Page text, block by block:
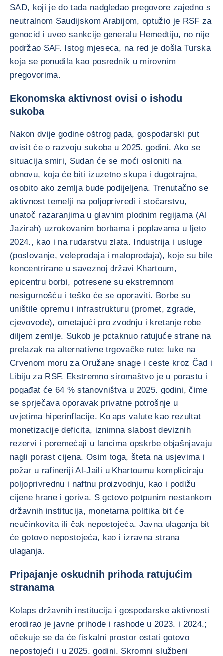
SAD, koji je do tada nadgledao pregovore zajedno s
neutralnom Saudijskom Arabijom, optužio je RSF za
genocid i uveo sankcije generalu Hemedtiju, no nije
podržao SAF. Istog mjeseca, na red je došla Turska
koja se ponudila kao posrednik u mirovnim
pregovorima.
Ekonomska aktivnost ovisi o ishodu
sukoba
Nakon dvije godine oštrog pada, gospodarski put
ovisit će o razvoju sukoba u 2025. godini. Ako se
situacija smiri, Sudan će se moći osloniti na
obnovu, koja će biti izuzetno skupa i dugotrajna,
osobito ako zemlja bude podijeljena. Trenutačno se
aktivnost temelji na poljoprivredi i stočarstvu,
unatoč razaranjima u glavnim plodnim regijama (Al
Jazirah) uzrokovanim borbama i poplavama u ljeto
2024., kao i na rudarstvu zlata. Industrija i usluge
(poslovanje, veleprodaja i maloprodaja), koje su bile
koncentrirane u saveznoj državi Khartoum,
epicentru borbi, potresene su ekstremnom
nesigurnošću i teško će se oporaviti. Borbe su
uništile opremu i infrastrukturu (promet, zgrade,
cjevovode), ometajući proizvodnju i kretanje robe
diljem zemlje. Sukob je potaknuo ratujuće strane na
prelazak na alternativne trgovačke rute: luke na
Crvenom moru za Oružane snage i ceste kroz Čad i
Libiju za RSF. Ekstremno siromaštvo je u porastu i
pogađat će 64 % stanovništva u 2025. godini, čime
se sprječava oporavak privatne potrošnje u
uvjetima hiperinflacije. Kolaps valute kao rezultat
monetizacije deficita, iznimna slabost deviznih
rezervi i poremećaji u lancima opskrbe objašnjavaju
nagli porast cijena. Osim toga, šteta na usjevima i
požar u rafineriji Al-Jaili u Khartoumu kompliciraju
poljoprivrednu i naftnu proizvodnju, kao i podižu
cijene hrane i goriva. S gotovo potpunim nestankom
državnih institucija, monetarna politika bit će
neučinkovita ili čak nepostojeća. Javna ulaganja bit
će gotovo nepostojeća, kao i izravna strana
ulaganja.
Pripajanje oskudnih prihoda ratujućim
stranama
Kolaps državnih institucija i gospodarske aktivnosti
erodirao je javne prihode i rashode u 2023. i 2024.;
očekuje se da će fiskalni prostor ostati gotovo
nepostojeći i u 2025. godini. Skromni službeni